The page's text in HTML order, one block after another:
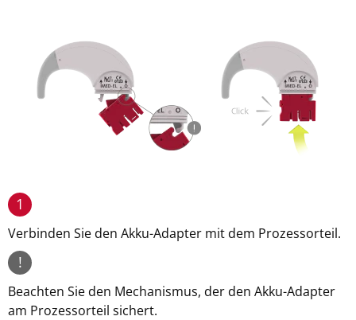
1
Verbinden Sie den Akku-Adapter mit dem Prozessorteil.
!
Beachten Sie den Mechanismus, der den Akku-Adapter
am Prozessorteil sichert.